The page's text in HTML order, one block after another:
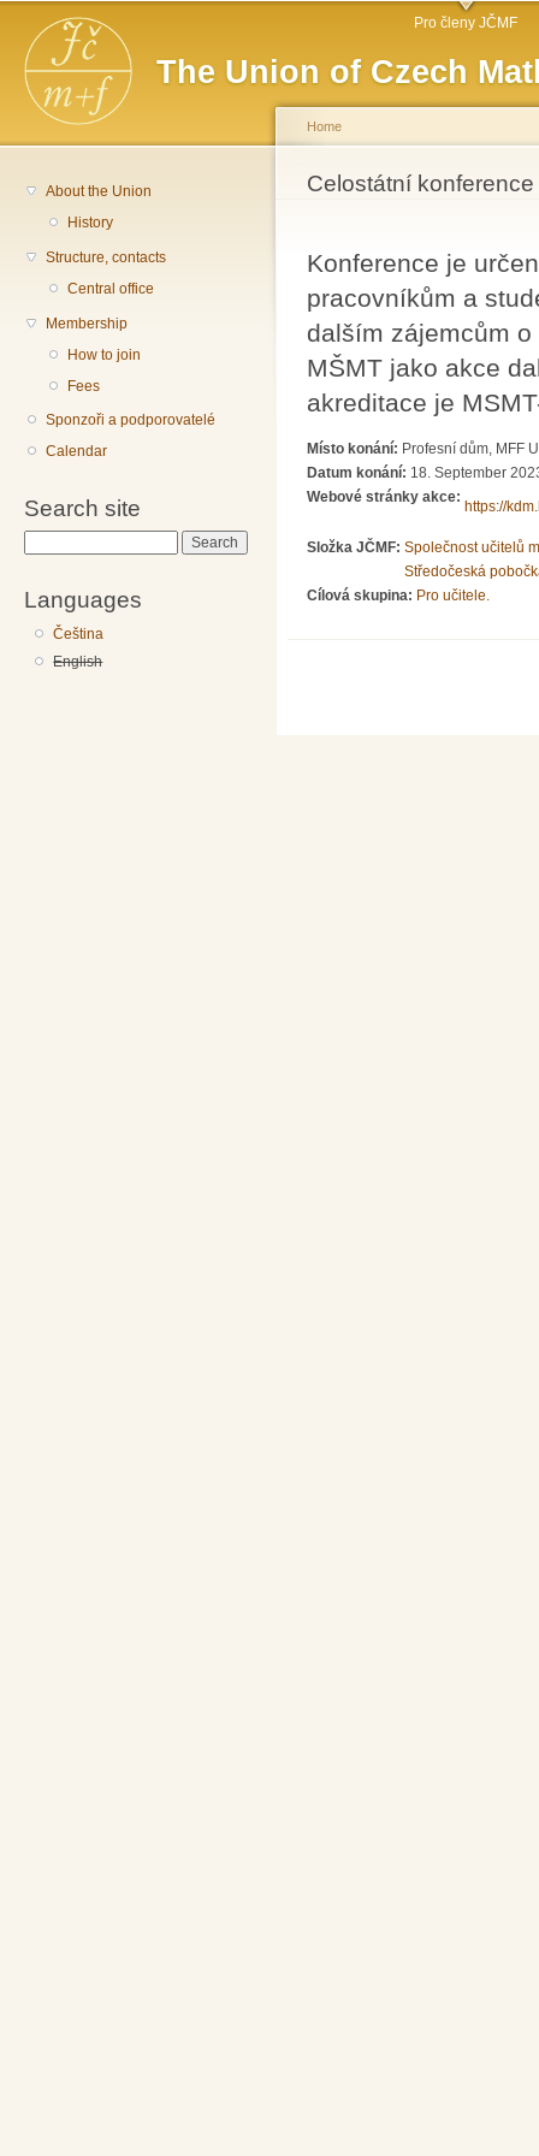
The Union of Czech
Main menu Pro členy JČMF
About the Union
History
Structure, contacts
Central office
Membership
How to join
Fees
Sponzoři a podporovatelé
Calendar
Search site
Languages
Čeština
English
You are here
Home
Celostátní
Konference je
pracovníkům a
dalším zájemcům
MŠMT jako akce
akreditace je
Místo konání: Profesní dům, MFF
Datum konání: 18. September
Webové stránky akce:
https://
Složka JČMF: Společnost učitelů
Středočeská
Cílová skupina: Pro učitele.